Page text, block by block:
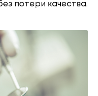
потери качества.